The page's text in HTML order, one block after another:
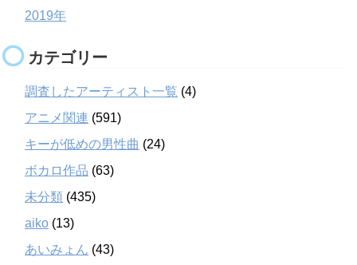
2019年
カテゴリー
調査したアーティスト一覧 (4)
アニメ関連 (591)
キーが低めの男性曲 (24)
ボカロ作品 (63)
未分類 (435)
aiko (13)
あいみょん (43)